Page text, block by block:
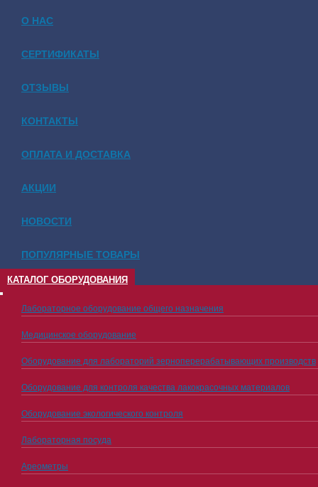
О НАС
СЕРТИФИКАТЫ
ОТЗЫВЫ
КОНТАКТЫ
ОПЛАТА И ДОСТАВКА
АКЦИИ
НОВОСТИ
ПОПУЛЯРНЫЕ ТОВАРЫ
КАТАЛОГ ОБОРУДОВАНИЯ
Лабораторное оборудование общего назначения
Медицинское оборудование
Оборудование для лабораторий зерноперерабатывающих производств
Оборудование для контроля качества лакокрасочных материалов
Оборудование экологического контроля
Лабораторная посуда
Ареометры